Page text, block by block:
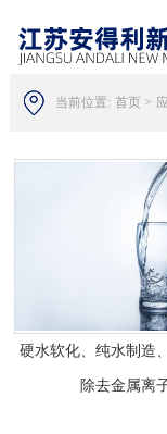
当前位置: 首页 >
硬水软化、纯水制造
除去金属离